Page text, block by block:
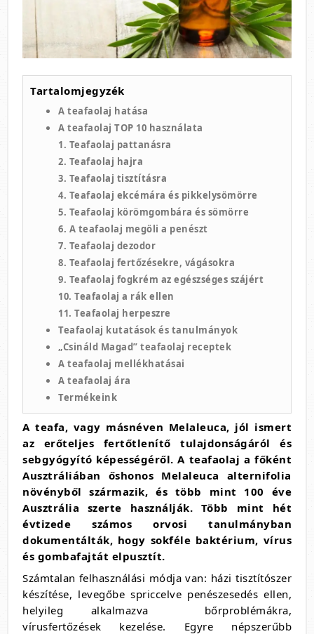
Tartalomjegyzék
A teafaolaj hatása
A teafaolaj TOP 10 használata
1. Teafaolaj pattanásra
2. Teafaolaj hajra
3. Teafaolaj tisztításra
4. Teafaolaj ekcémára és pikkelysömörre
5. Teafaolaj körömgombára és sömörre
6. A teafaolaj megöli a penészt
7. Teafaolaj dezodor
8. Teafaolaj fertőzésekre, vágásokra
9. Teafaolaj fogkrém az egészséges szájért
10. Teafaolaj a rák ellen
11. Teafaolaj herpeszre
Teafaolaj kutatások és tanulmányok
„Csináld Magad” teafaolaj receptek
A teafaolaj mellékhatásai
A teafaolaj ára
Termékeink
A teafa, vagy másnéven Melaleuca, jól ismert
az erőteljes fertőtlenítő tulajdonságáról és
sebgyógyító képességéről. A teafaolaj a főként
Ausztráliában őshonos Melaleuca alternifolia
növényből származik, és több mint 100 éve
Ausztrália szerte használják. Több mint hét
évtizede számos orvosi tanulmányban
dokumentálták, hogy sokféle baktérium, vírus
és gombafajtát elpusztít.
Számtalan felhasználási módja van: házi tisztítószer
készítése, levegőbe spriccelve penészesedés ellen,
helyileg alkalmazva bőrproblémákra,
vírusfertőzések kezelése. Egyre népszerűbb